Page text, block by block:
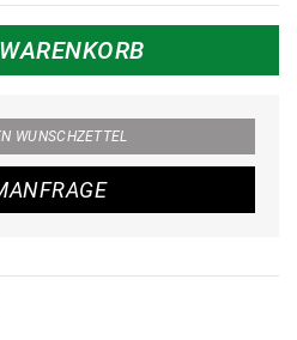
WUNSCHZETTEL